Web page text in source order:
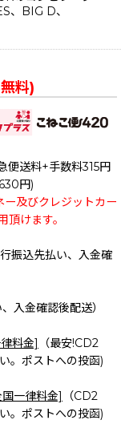
、BIG D、
料)
便送料+手数料315円
円)
及びクレジットカー
けます。
振込先払い、入金確
入金確認後配送）
料金]
（最安!CD2
。ポストへの投函)
一律料金]
（CD2
。ポストへの投函)